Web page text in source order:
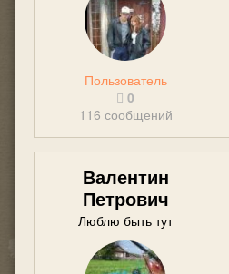
Пользователь
0
116 сообщений
Валентин
Петрович
Люблю быть тут